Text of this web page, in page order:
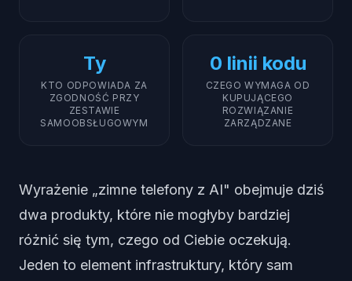
Ty
KTO ODPOWIADA ZA
ZGODNOŚĆ PRZY
ZESTAWIE
SAMOOBSŁUGOWYM
0 linii kodu
CZEGO WYMAGA OD
KUPUJĄCEGO
ROZWIĄZANIE
ZARZĄDZANE
Wyrażenie „zimne telefony z AI" obejmuje dziś
dwa produkty, które nie mogłyby bardziej
różnić się tym, czego od Ciebie oczekują.
Jeden to element infrastruktury, który sam